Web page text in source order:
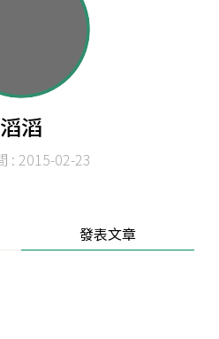
滔滔
: 2015-02-23
發表文章